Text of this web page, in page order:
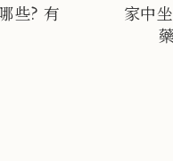
些? 有
家中